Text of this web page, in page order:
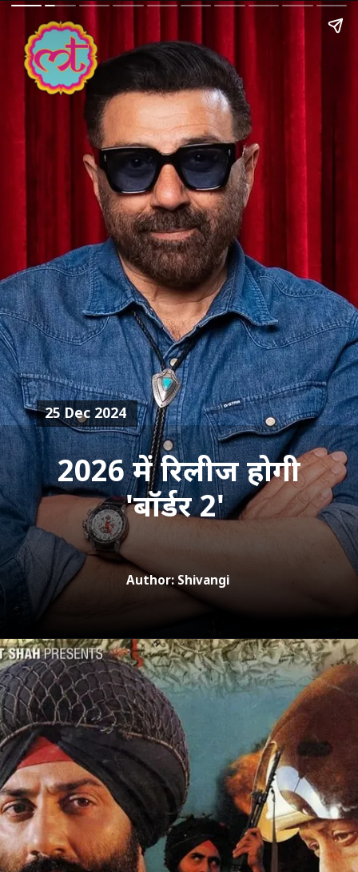
2026 में रिलीज होगी
'बॉर्डर 2'
25 Dec 2024
Author: Shivangi